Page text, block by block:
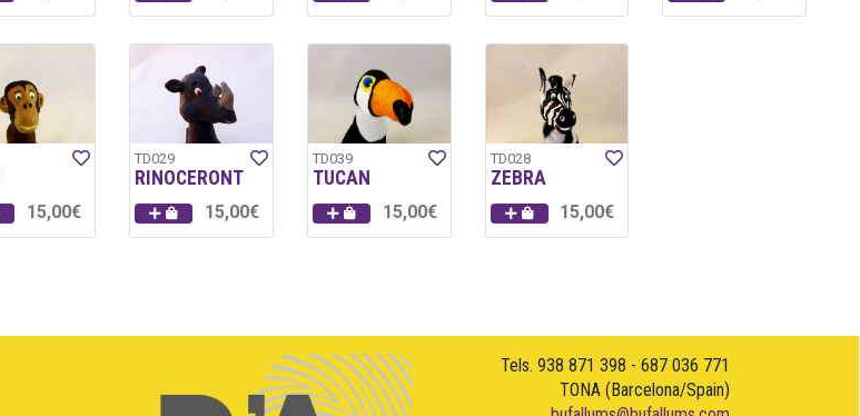
15,00€
TD029
RINOCERONT
15,00€
TD039
TUCAN
15,00€
TD028
ZEBRA
15,00€
Tels. 938 871 398 - 687 036 771
TONA (Barcelona/Spain)